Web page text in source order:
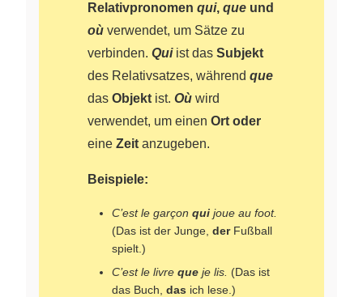
Relativpronomen qui, que und
où verwendet, um Sätze zu
verbinden. Quiist das Subjekt
des Relativsatzes, während que
das Objekt ist. Où wird
verwendet, um einen Ort oder
eine Zeit anzugeben.
Beispiele:
C’est le garçon qui joue au foot.
(Das ist der Junge, derFußball
spielt.)
C’est le livre que je lis. (Das ist
das Buch, das ich lese.)